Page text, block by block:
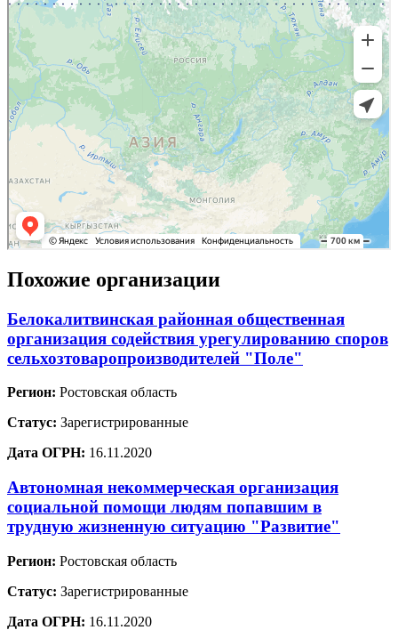
Похожие организации
Белокалитвинская районная общественная
организация содействия урегулированию споров
сельхозтоваропроизводителей "Поле"
Регион: Ростовская область
Статус: Зарегистрированные
Дата ОГРН: 16.11.2020
Автономная некоммерческая организация
социальной помощи людям попавшим в
трудную жизненную ситуацию "Развитие"
Регион: Ростовская область
Статус: Зарегистрированные
Дата ОГРН: 16.11.2020